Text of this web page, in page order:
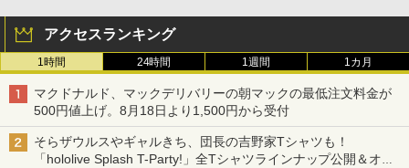
アクセスランキング
1時間 24時間 1週間 1カ月
マクドナルド、マックデリバリーの朝マックの最低注文料金が
500円値上げ。8月18日より1,500円から受付
そらザウルスやギャルきち、団長の吉野家Tシャツも！
「hololive Splash T-Party!」全Tシャツラインナップ公開＆オン